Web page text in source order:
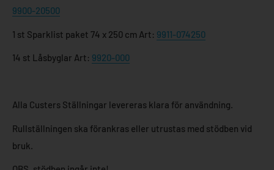
9900-20500
1 st Sparklist paket 74 x 250 cm Art: 9911-074250
14 st Låsbyglar Art: 9920-000
Alla Custers Ställningar levereras klara för användning.
Rullställningen ska förankras eller utrustas med stödben vid
bruk.